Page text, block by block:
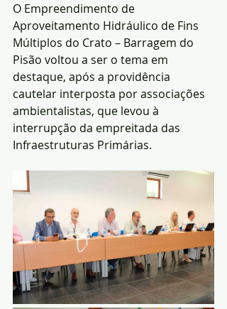
O Empreendimento de
Aproveitamento Hidráulico de Fins
Múltiplos do Crato – Barragem do
Pisão voltou a ser o tema em
destaque, após a providência
cautelar interposta por associações
ambientalistas, que levou à
interrupção da empreitada das
Infraestruturas Primárias.